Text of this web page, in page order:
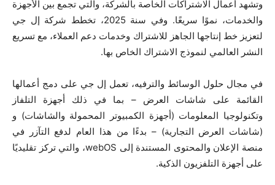
وتشهد أعمال الاشتراكات الخاصة بالشركة، والتي تجمع بين الأجهزة
والخدمات، نموًا سريعًا. وفي سنة 2025، تخطط شركة إل جي
لتعزيز خط إنتاجها الجاهز للاشتراك وخدمات دعم العملاء، مع تسريع
النشر العالمي لنموذج الاشتراك الخاص بها.
في مجال حلول الوسائط والترفيه، تعمل إل جي على دمج أعمالها
القائمة على شاشات العرض – بما في ذلك أجهزة التلفاز
وتكنولوجيا المعلومات (أجهزة الكمبيوتر المحمولة والشاشات) و
(شاشات العرض التجارية) – بدءًا من هذا العام لدفع التآزر في
منصة الإعلان والمحتوى المستندة إلى webOS، والتي تركز تقليديًا
على أجهزة التلفزيون الذكية.